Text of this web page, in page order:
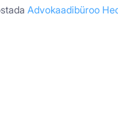
Advokaadibüroo